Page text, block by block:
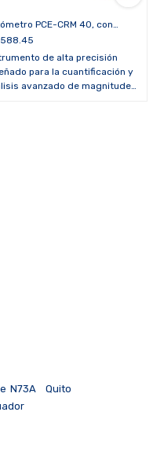
PCE-CRM 40, con
de temperatura de color
de alta precisión
para la cuantificación y
avanzado de magnitudes
N73A
Quito